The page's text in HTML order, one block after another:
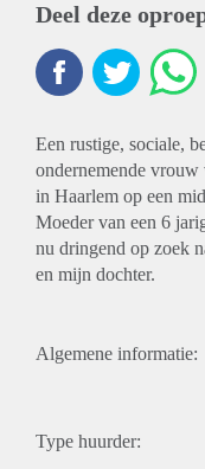
Deel deze
Een rustige, sociale,
ondernemende
in Haarlem op een
Moeder van een 6
nu dringend op zoek
en mijn dochter.
Algemene informatie:
Type huurder: